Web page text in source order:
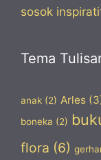
sosok
Tema
anak (2) Arles
boneka (2)
flora (6)